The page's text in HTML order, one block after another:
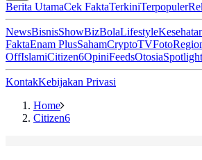
Berita UtamaCek FaktaTerkiniTerpopuler
NewsBisnisShowBizBolaLifestyle
FaktaEnam PlusSahamCryptoTVFoto
OffIslamiCitizen6OpiniFeedsOtosiaSpotlight
KontakKebijakan Privasi
Home
Citizen6